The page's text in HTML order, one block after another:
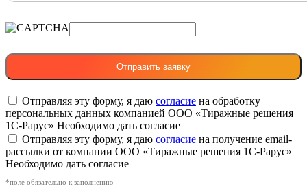
Отправляя эту форму, я даю согласие на обработку
персональных данных компанией ООО «Тиражные решения
1С-Рарус» Необходимо дать согласие
Отправляя эту форму, я даю согласие на получение email-
рассылки от компании ООО «Тиражные решения 1С-Рарус»
Необходимо дать согласие
*поле обязательно к заполнению